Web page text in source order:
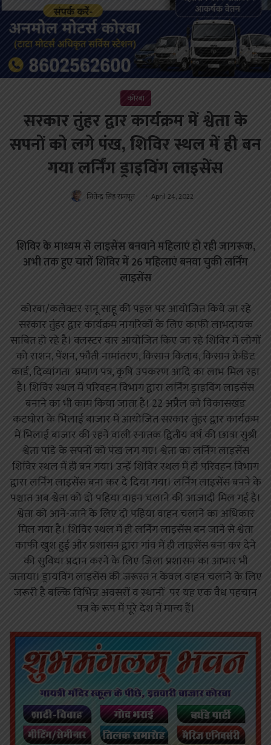
कोरबा
सरकार तुंहर द्वार कार्यक्रम में श्वेता के
सपनों को लगे पंख, शिविर स्थल में ही बन
गया लर्निंग ड्राइविंग लाइसेंस
जितेन्द्र सिंह राजपूत April 24, 2022
शिविर के माध्यम से लाइसेंस बनवाने महिलाएं हो रही जागरूक,
अभी तक हुए चारों शिविर में 26 महिलाएं बनवा चुकी लर्निंग
लाइसेंस
कोरबा/कलेक्टर रानू साहू की पहल पर आयोजित किये जा रहे
सरकार तुंहर द्वार कार्यक्रम नागरिकों के लिए काफी लाभदायक
साबित हो रहे है। क्लस्टर वार आयोजित किए जा रहे शिविर में लोगों
को राशन, पेंशन, फौती नामांतरण, किसान किताब, किसान क्रेडिट
कार्ड, दिव्यांगता प्रमाण पत्र, कृषि उपकरण आदि का लाभ मिल रहा
है। शिविर स्थल में परिवहन विभाग द्वारा लर्निंग ड्राइविंग लाइसेंस
बनाने का भी काम किया जाता है। 22 अप्रैल को विकासखंड
कटघोरा के भिलाई बाजार में आयोजित सरकार तुंहर द्वार कार्यक्रम
में भिलाई बाजार की रहने वाली स्नातक द्वितीय वर्ष की छात्रा सुश्री
श्वेता पांडे के सपनों को पंख लग गए। श्वेता का लर्निंग लाइसेंस
शिविर स्थल में ही बन गया। उन्हें शिविर स्थल में ही परिवहन विभाग
द्वारा लर्निंग लाइसेंस बना कर दे दिया गया। लर्निंग लाइसेंस बनने के
पश्चात अब श्वेता को दो पहिया वाहन चलाने की आजादी मिल गई है।
श्वेता को आने-जाने के लिए दो पहिया वाहन चलाने का अधिकार
मिल गया है। शिविर स्थल में ही लर्निंग लाइसेंस बन जाने से श्वेता
काफी खुश हुई और प्रशासन द्वारा गांव में ही लाइसेंस बना कर देने
की सुविधा प्रदान करने के लिए जिला प्रशासन का आभार भी
जताया। ड्रायविंग लाइसेंस की जरूरत न केवल वाहन चलाने के लिए
जरूरी है बल्कि विभिन्न अवसरों व स्थानों पर यह एक वैध पहचान
पत्र के रूप में पूरे देश में मान्य हैं।